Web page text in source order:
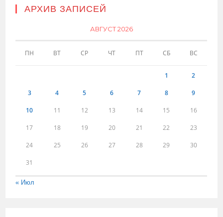
АРХИВ ЗАПИСЕЙ
АВГУСТ 2026
ПН ВТ СР ЧТ ПТ СБ ВС
1 2
3 4 5 6 7 8 9
10 11 12 13 14 15 16
17 18 19 20 21 22 23
24 25 26 27 28 29 30
31
« Июл